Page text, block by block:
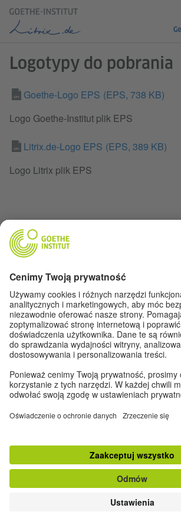
Logotypy do pobrania
Goethe-Logo EPS (EPS, 738 KB)
Logo Goethe-Institut plik EPS
Litrix.de-Logo EPS (EPS, 389 KB)
Logo Litrix plik EPS
klasyczna wersja strony
Zapisz się do Newslettera
Dane kontaktowe|Impressum|Ustawienia prywatności
osobowych
© Goethe-Institut 2026